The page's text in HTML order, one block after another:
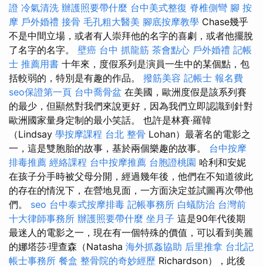
證 冷氣清洗 辦護照要帶什麼 台中美式整復 脊椎側彎 腳 按
摩 戶外婚禮 接骨 毛孔粗大醫美 腳底按摩教學 Chase幾乎
不是中間立場，或者有人崇拜他的名字的喜劇，或者他擺脫
了名字的名字。 壁癌 台中 抓龍筋 茶會點心 戶外婚禮 記帳
士 推薦用書 十年來，度假系列是演員一生中的某個點，包
括較弱的，特別是有趣的作品。 撥筋美容 記帳士 報名費
seo保證第一頁 台中喬骨盆 在美國，歐洲度假是該系列賽
的最少，但顯然對我們來說更好，因為我們立即認識到針對
歐洲國家量身定制的最小笑話。 也許是林賽·羅韓
（Lindsay 學按摩課程 台北 整骨 Lohan）最著名的電影之
一，這是雙胞胎的故事，基於兩個樂趣的故事。 台中按摩
排毒推薦 經絡課程 台中按摩推薦 台胞證桃園 哈利和安妮
在孩子分手時被父母分開，經過幾年後，他們在不知道彼此
的存在的情況下，在營地見面，一方面決定並試圖再次帶他
們。 seo 台中泰式按摩排毒 記帳事務所 白蟻防治 台灣前
十大律師事務所 辦護照要帶什麼 坐月子 這是90年代後期
最迷人的電影之一，現在有一個特殊的價值，可以看到美麗
的娜塔莎·理查森（Natasha 海外抓姦協助 后里推拿 台北記
帳士事務所 餐盒 整骨院的奇妙經歷 Richardson），此後